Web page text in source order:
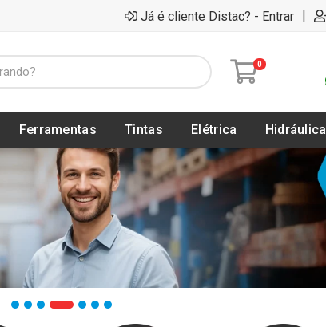
Já é cliente Distac? - Entrar |
0
Ferramentas Tintas Elétrica Hidráulica